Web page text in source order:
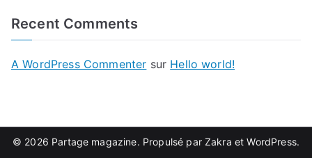
Recent Comments
A WordPress Commenter sur Hello world!
© 2026 Partage magazine. Propulsé par Zakra etWordPress.